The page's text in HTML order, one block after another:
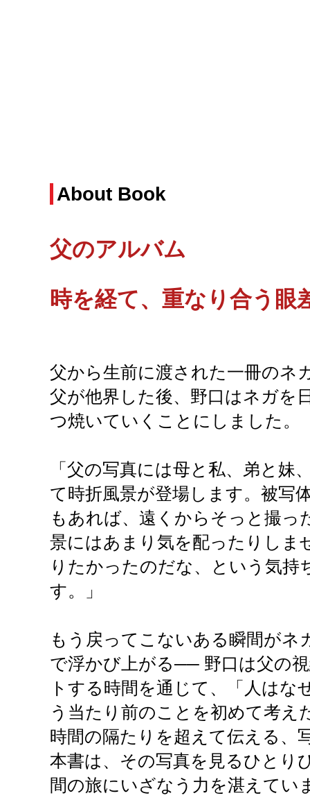
About Book
父のアルバム
時を経て、重なり合う眼
父から生前に渡された一冊のネ
父が他界した後、野口はネガを
つ焼いていくことにしました。
「父の写真には母と私、弟と妹
て時折風景が登場します。被写
もあれば、遠くからそっと撮っ
景にはあまり気を配ったりしま
りたかったのだな、という気持
す。」
もう戻ってこないある瞬間がネ
で浮かび上がる── 野口は父の
トする時間を通じて、「人はな
う当たり前のことを初めて考え
時間の隔たりを超えて伝える、
本書は、その写真を見るひとり
間の旅にいざなう力を湛えてい